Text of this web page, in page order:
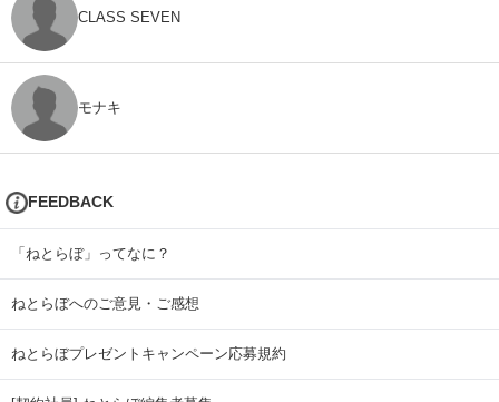
CLASS SEVEN
モナキ
FEEDBACK
「ねとらぼ」ってなに？
ねとらぼへのご意見・ご感想
ねとらぼプレゼントキャンペーン応募規約